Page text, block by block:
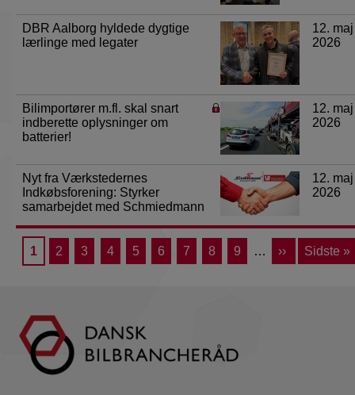
DBR Aalborg hyldede dygtige
lærlinge med legater
12. maj
2026
Bilimportører m.fl. skal snart
indberette oplysninger om
batterier!
12. maj
2026
Nyt fra Værkstedernes
Indkøbsforening: Styrker
samarbejdet med Schmiedmann
12. maj
2026
Sideinddeling
Side
1 Side
2 Side
3 Side
4 Side
5 Side
6 Side
7 Side
8 Side
9 …
Næste
››
Sidste
Sidste »